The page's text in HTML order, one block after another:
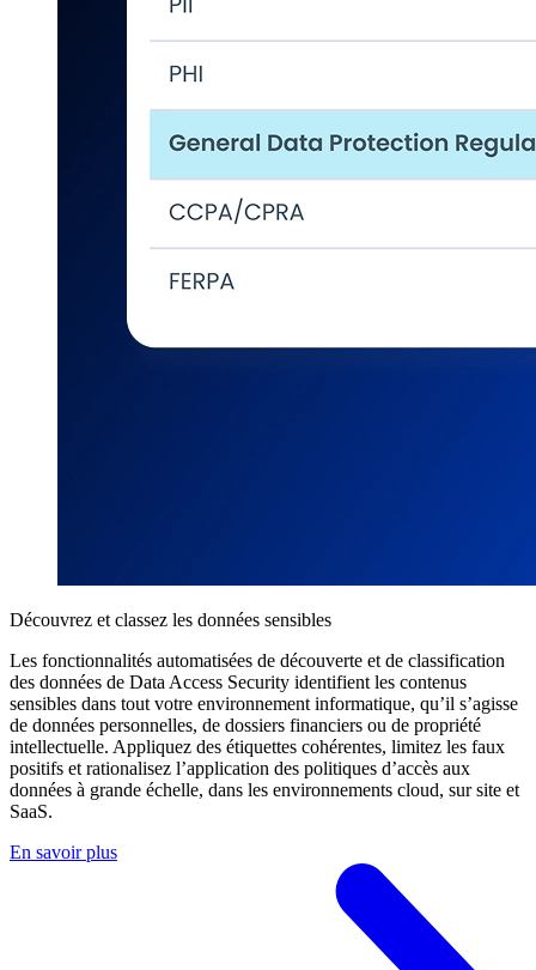
Découvrez et classez les données sensibles
Les fonctionnalités automatisées de découverte et de classification
des données de Data Access Security identifient les contenus
sensibles dans tout votre environnement informatique, qu’il s’agisse
de données personnelles, de dossiers financiers ou de propriété
intellectuelle. Appliquez des étiquettes cohérentes, limitez les faux
positifs et rationalisez l’application des politiques d’accès aux
données à grande échelle, dans les environnements cloud, sur site et
SaaS.
En savoir plus